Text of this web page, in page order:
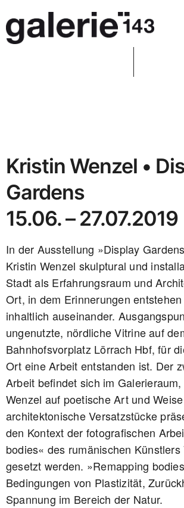
Kristin Wenzel •
Gardens
15.06. – 27.07.2019
In der Ausstellung »Display
Kristin Wenzel skulptural und
Stadt als Erfahrungsraum und
Ort, in dem Erinnerungen
inhaltlich auseinander.
ungenutzte, nördliche Vitrine auf
Bahnhofsvorplatz Lörrach Hbf, für
Ort eine Arbeit entstanden ist. Der
Arbeit befindet sich im
Wenzel auf poetische Art und Weise
architektonische Versatzstücke
den Kontext der fotografischen
bodies« des rumänischen
gesetzt werden. »Remapping
Bedingungen von Plastizität,
Spannung im Bereich der Natur.